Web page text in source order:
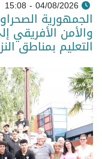
04/08/2026 - 15:08
الجمهورية
والأمن الأفريقي
التعليم بمناطق